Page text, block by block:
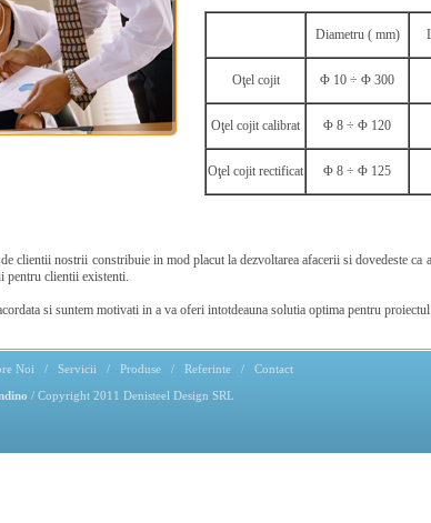
Diametru ( mm)
Oţel cojit Φ 10 ÷ Φ 300
Oţel cojit calibrat Φ 8 ÷ Φ 120
Oţel cojit rectificat Φ 8 ÷ Φ 125
clientii nostrii constribuie in mod placut la dezvoltarea afacerii si dovedeste ca
pentru clientii existenti.
si suntem motivati in a va oferi intotdeauna solutia optima pentru
Noi / Servicii / Produse / Referinte / Contact
/ Copyright 2011 Denisteel Design SRL